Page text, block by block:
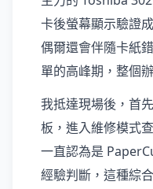
卡後螢幕顯示驗證
偶爾還會伴隨卡紙
單的高峰期，整個
我抵達現場後，首
板，進入維修模式
一直認為是
經驗判斷，這種綜